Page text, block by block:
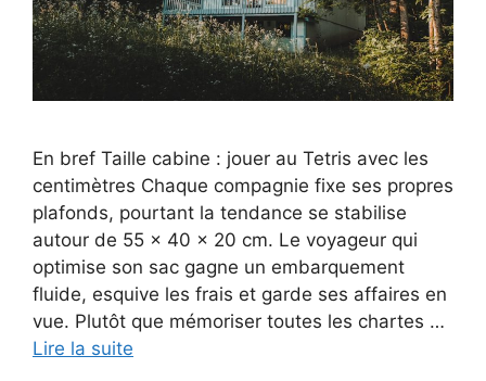
En bref Taille cabine : jouer au Tetris avec les
centimètres Chaque compagnie fixe ses propres
plafonds, pourtant la tendance se stabilise
autour de 55 × 40 × 20 cm. Le voyageur qui
optimise son sac gagne un embarquement
fluide, esquive les frais et garde ses affaires en
vue. Plutôt que mémoriser toutes les chartes …
Lire la suite